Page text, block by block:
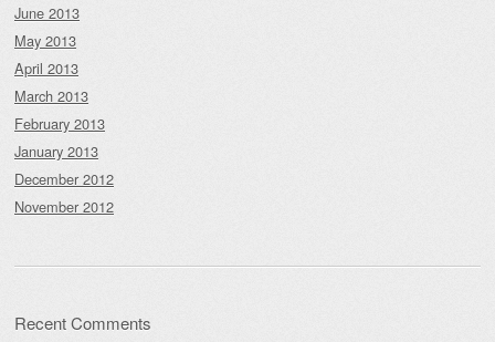
June 2013
May 2013
April 2013
March 2013
February 2013
January 2013
December 2012
November 2012
Recent Comments